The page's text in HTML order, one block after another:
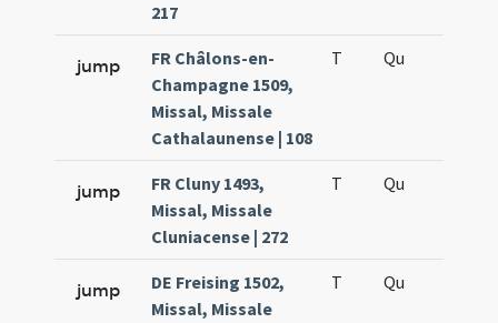
217
jump
FR Châlons-en-
Champagne 1509,
Missal, Missale
Cathalaunense | 108
T Qu
jump
FR Cluny 1493,
Missal, Missale
Cluniacense | 272
T Qu
jump
DE Freising 1502,
Missal, Missale
T Qu